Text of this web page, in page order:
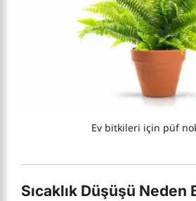
Ev bitkileri için püf
Sıcaklık Düşüşü Neden